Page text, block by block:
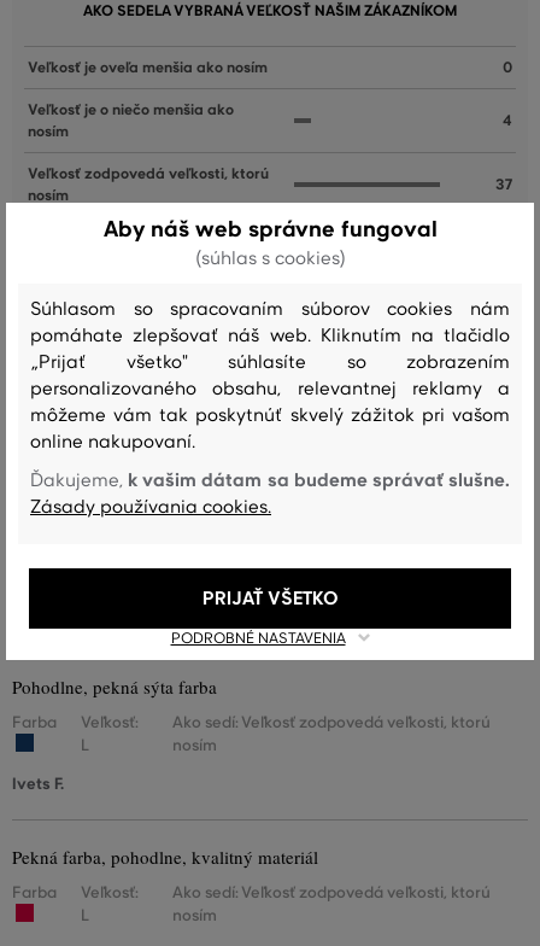
AKO SEDELA VYBRANÁ VEĽKOSŤ NAŠIM ZÁKAZNÍKOM
Veľkosť je oveľa menšia ako nosím 0
Veľkosť je o niečo menšia ako
nosím
4
Veľkosť zodpovedá veľkosti, ktorú
nosím
37
Veľkosť je o niečo väčšia ako
Veľkosť je oveľa väčšia ako nosím 1
Farba
Veľkosť:
Ako sedí: Veľkosť zodpovedá veľkosti, ktorú
nosím
Eleonora B.
L
nosím
Pohodlne, pekná sýta farba
Farba
Veľkosť:
L
Ako sedí: Veľkosť zodpovedá veľkosti, ktorú
nosím
Ivets F.
Pekná farba, pohodlne, kvalitný materiál
Farba
Veľkosť:
L
Ako sedí: Veľkosť zodpovedá veľkosti, ktorú
nosím
Aby náš web správne fungoval
(súhlas s cookies)
Súhlasom so spracovaním súborov cookies nám
pomáhate zlepšovať náš web. Kliknutím na tlačidlo
„Prijať všetko" súhlasíte so zobrazením
personalizovaného obsahu, relevantnej reklamy a
môžeme vám tak poskytnúť skvelý zážitok pri vašom
online nakupovaní.
Ďakujeme, k vašim dátam sa budeme správať slušne.
Zásady používania cookies.
PODROBNÉ NASTAVENIA
PRIJAŤ VŠETKO